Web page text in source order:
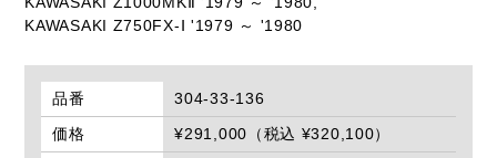
KAWASAKI Z750FX-Ⅰ '1979 ～ '1980
品番
304-33-136
価格
¥291,000（税込 ¥320,100）